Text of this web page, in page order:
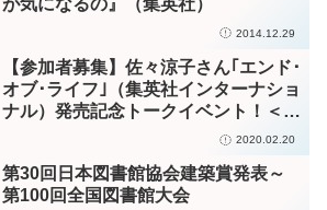
2014.12.29
【参加者募集】佐々涼子さん｢エンド･
オブ･ライフ｣（集英社インターナショ
ナル）発売記念トークイベント！＜2
2020.02.20
第30回日本図書館協会建築賞発表～
第100回全国図書館大会